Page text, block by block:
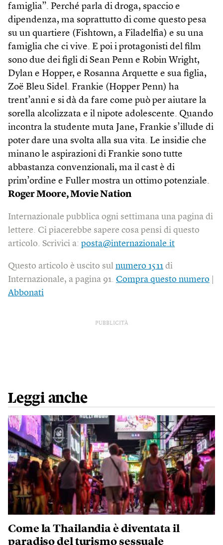
famiglia”. Perché parla di droga, spaccio e
dipendenza, ma soprattutto di come questo pesa
su un quartiere (Fishtown, a Filadelfia) e su una
famiglia che ci vive. E poi i protagonisti del film
sono due dei figli di Sean Penn e Robin Wright,
Dylan e Hopper, e Rosanna Arquette e sua figlia,
Zoë Bleu Sidel. Frankie (Hopper Penn) ha
trent’anni e si dà da fare come può per aiutare la
sorella alcolizzata e il nipote adolescente. Quando
incontra la studente muta Jane, Frankie s’illude di
poter dare una svolta alla sua vita. Le insidie che
minano le aspirazioni di Frankie sono tutte
abbastanza convenzionali, ma il cast è di
prim’ordine e Fuller mostra un ottimo potenziale.
Roger Moore, Movie Nation
Internazionale pubblica ogni settimana una pagina di
lettere. Ci piacerebbe sapere cosa pensi di questo
articolo. Scrivici a: posta@internazionale.it
Questo articolo è uscito sul numero 1511 di
Internazionale, a pagina 91. Compra questo numero
Abbonati
PUBBLICITÀ
Leggi anche
Come la Thailandia è diventata il
paradiso del turismo sessuale